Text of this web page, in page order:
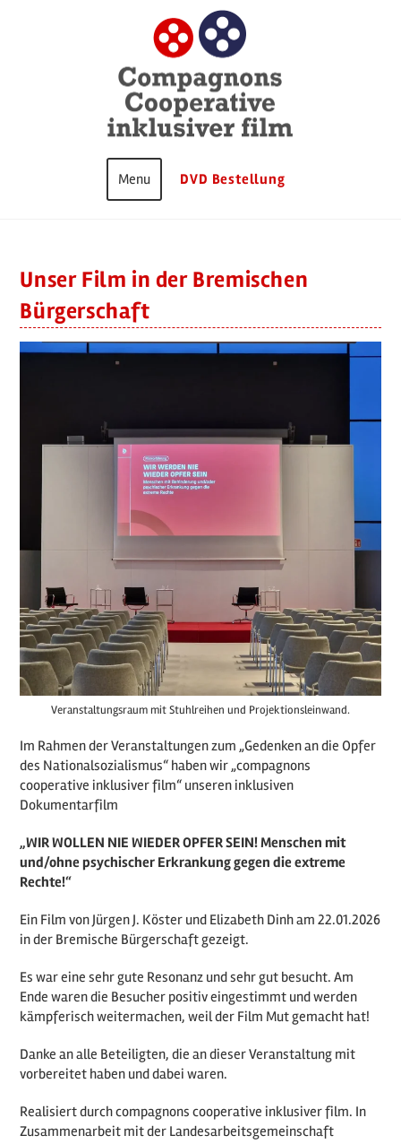
DVD Bestellung
Unser Film in der Bremischen
Bürgerschaft
Veranstaltungsraum mit Stuhlreihen und Projektionsleinwand.
Im Rahmen der Veranstaltungen zum „Gedenken an die Opfer
des Nationalsozialismus“ haben wir „compagnons
cooperative inklusiver film“ unseren inklusiven
Dokumentarfilm
„WIR WOLLEN NIE WIEDER OPFER SEIN! Menschen mit
und/ohne psychischer Erkrankung gegen die extreme
Rechte!“
Ein Film von Jürgen J. Köster und Elizabeth Dinh am 22.01.2026
in der Bremische Bürgerschaft gezeigt.
Es war eine sehr gute Resonanz und sehr gut besucht. Am
Ende waren die Besucher positiv eingestimmt und werden
kämpferisch weitermachen, weil der Film Mut gemacht hat!
Danke an alle Beteiligten, die an dieser Veranstaltung mit
vorbereitet haben und dabei waren.
Realisiert durch compagnons cooperative inklusiver film. In
Zusammenarbeit mit der Landesarbeitsgemeinschaft